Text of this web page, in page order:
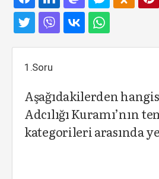
1.Soru
Aşağıdakilerden
Adcılığı Kuramı’nın
kategorileri arasında